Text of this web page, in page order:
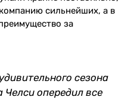
сильнейших, а в
за
сезона
Челси опередил все